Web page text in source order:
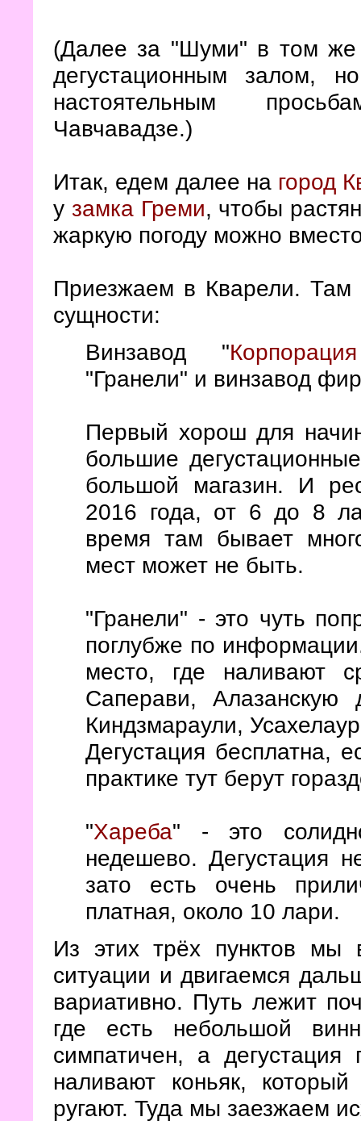
(Далее за "Шуми" в том
дегустационным залом,
настоятельным
Чавчавадзе.)
Итак, едем далее на город
у замка Греми, чтобы
жаркую погоду можно
Приезжаем в Кварели. Там
сущности:
Винзавод "
"Гранели" и винзавод
Первый хорош для
большие
большой магазин. И
2016 года, от 6 до 8
время там бывает
мест может не быть.
"Гранели" - это чуть
поглубже по
место, где наливают
Саперави, Алазанскую
Киндзмараули,
Дегустация бесплатна,
практике тут берут
"Хареба" - это
недешево. Дегустация
зато есть очень
платная, около 10 лари.
Из этих трёх пунктов
ситуации и двигаемся
вариативно. Путь лежит
где есть небольшой
симпатичен, а
наливают коньяк,
ругают. Туда мы заезжаем